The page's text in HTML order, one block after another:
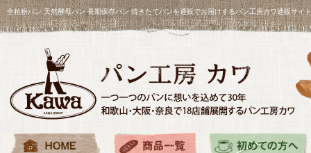
全粒粉パン 天然酵母パン 長期保存パン 焼きたてパンを通販でお届けするパン工房カワ通販サイト